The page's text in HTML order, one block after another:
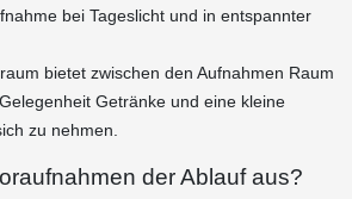
bei Tageslicht und in entspannter
bietet zwischen den Aufnahmen Raum
Getränke und eine kleine
zu nehmen.
der Ablauf aus?